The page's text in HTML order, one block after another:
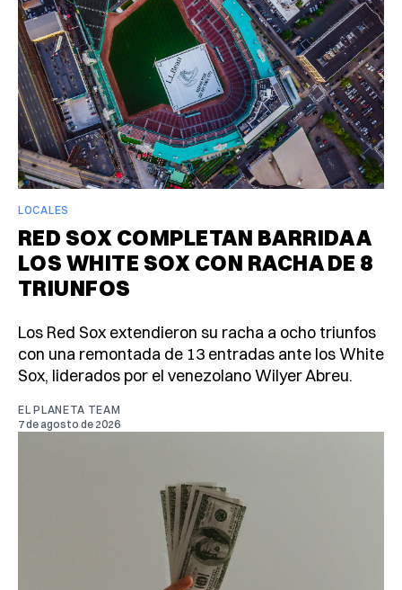
LOCALES
RED SOX COMPLETAN BARRIDA A
LOS WHITE SOX CON RACHA DE 8
TRIUNFOS
Los Red Sox extendieron su racha a ocho triunfos
con una remontada de 13 entradas ante los White
Sox, liderados por el venezolano Wilyer Abreu.
EL PLANETA TEAM
7 de agosto de 2026